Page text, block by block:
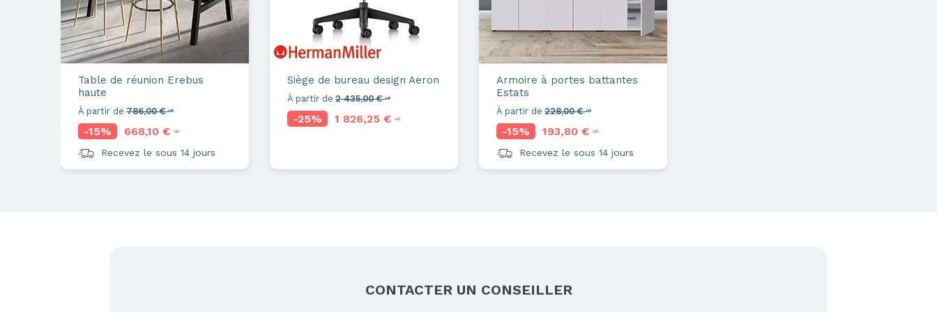
Table de réunion Erebus
haute
À partir de 786,00 €HT
-15% 668,10 € HT
Recevez le sous 14 jours
Siège de bureau design Aeron
À partir de 2 435,00 €HT
-25% 1 826,25 € HT
Armoire à portes battantes
Estats
À partir de 228,00 €HT
-15% 193,80 € HT
Recevez le sous 14 jours
CONTACTER UN CONSEILLER